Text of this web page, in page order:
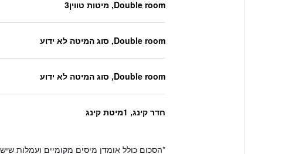
Double room, מיטות טווין3
Double room, סוג המיטה לא ידוע
Double room, סוג המיטה לא ידוע
חדר קינג, 1מיטת קינג
*הסכום כולל אומדן מיסים מקומיים ועמלות